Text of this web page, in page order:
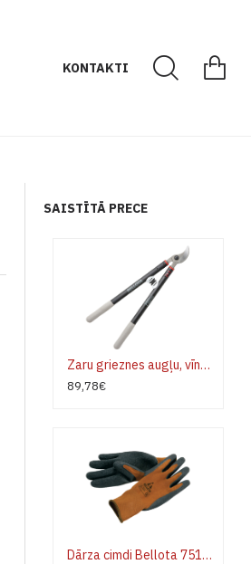
KONTAKTI
SAISTĪTĀ PRECE
Zaru grieznes augļu, vīnoglāju Bellota 3578-60
89,78€
Dārza cimdi Bellota 75102